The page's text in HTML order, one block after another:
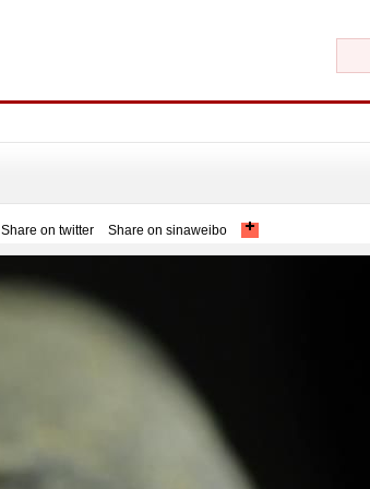
Share on twitter Share on sinaweibo